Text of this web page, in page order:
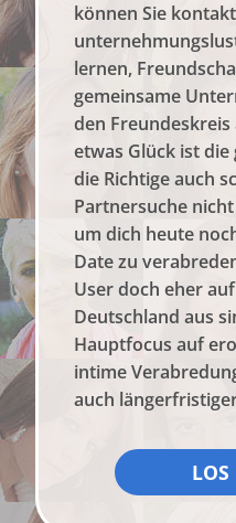
können Sie
lernen,
gemeinsame
den
etwas Glück ist
die Richtige auch
Partnersuche
um dich heute
Date zu
User doch eher
Deutschland aus
Hauptfocus auf
intime
auch
LOS